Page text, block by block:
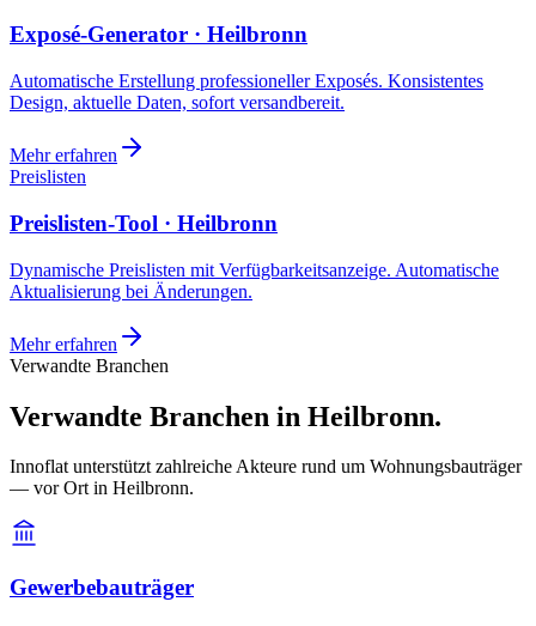
Exposé-Generator · Heilbronn
Automatische Erstellung professioneller Exposés. Konsistentes
Design, aktuelle Daten, sofort versandbereit.
Mehr erfahren
Preislisten
Preislisten-Tool · Heilbronn
Dynamische Preislisten mit Verfügbarkeitsanzeige. Automatische
Aktualisierung bei Änderungen.
Mehr erfahren
Verwandte Branchen
Verwandte Branchen in Heilbronn.
Innoflat unterstützt zahlreiche Akteure rund um Wohnungsbauträger
— vor Ort in Heilbronn.
Gewerbebauträger